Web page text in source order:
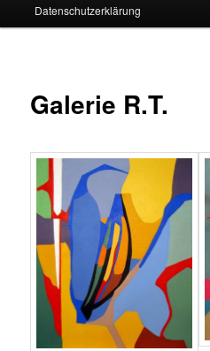
Datenschutzerklärung
Galerie R.T.